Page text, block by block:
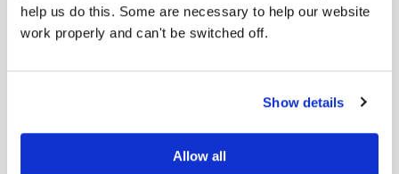
help us do this. Some are necessary to help our website
work properly and can't be switched off.
Show details
Allow all
potřebnou podporu, kterou s největší pravděpodobností
nebude schopen zajistit sám (pokud nejste NASDAQ :)).